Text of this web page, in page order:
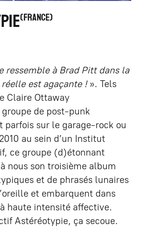
FRANCE
ressemble à Brad Pitt dans la
est agaçante !». Tels
Claire Ottaway
groupe de post-punk
parfois sur le garage-rock ou
au sein d’un Institut
ce groupe (d)étonnant
nous son troisième album
et de phrasés lunaires
et embarquent dans
haute intensité affective.
Astéréotypie, ça secoue.